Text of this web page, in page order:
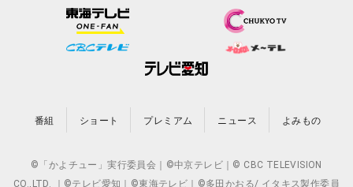
番組 ショート プレミアム ニュース よみもの
©「かよチュー」実行委員会｜©中京テレビ｜© CBC TELEVISION
CO.,LTD. ｜©テレビ愛知｜©東海テレビ｜©多田かおる/ イタキス製作委員